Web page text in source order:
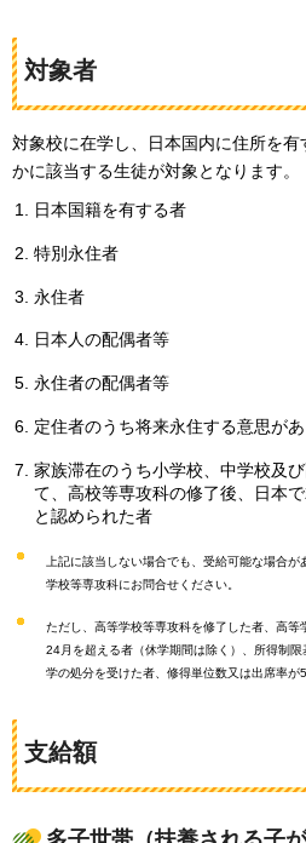
対象者
対象校に在学し、日本国内に住所を
かに該当する生徒が対象となります。
日本国籍を有する者
特別永住者
永住者
日本人の配偶者等
永住者の配偶者等
定住者のうち将来永住する意思が
家族滞在のうち小学校、中学校及
て、高校等専攻科の修了後、日本
と認められた者
上記に該当しない場合でも、受給可能な場合
学校等専攻科にお問合せください。
ただし、高等学校等専攻科を修了した者、高
24月を超える者（休学期間は除く）、所得制
学の処分を受けた者、修得単位数又は出席率が
支給額